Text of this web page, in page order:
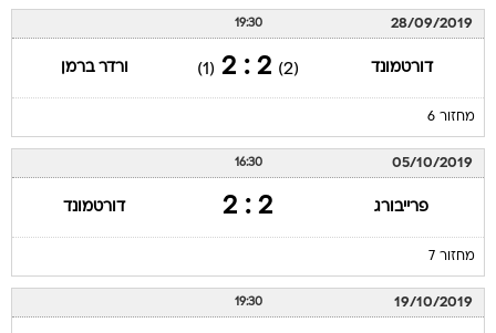
28/09/2019
19:30
דורטמונד (2)
2 : 2
(1) ורדר ברמן
מחזור 6
05/10/2019
16:30
פרייבורג 2 : 2 דורטמונד
מחזור 7
19/10/2019
19:30